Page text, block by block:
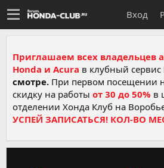
Вход
Приглашаем всех владельцев
Honda и Acura в клубный сервис
смотре. При первом посещении
скидку на работы от 30 до 50% в
отделении Хонда Клуб на
УСПЕЙ ЗАПИСАТЬСЯ! КОЛ-ВО